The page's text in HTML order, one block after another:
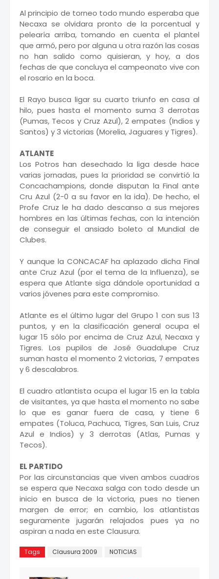
Al principio de torneo todo mundo esperaba que
Necaxa se olvidara pronto de la porcentual y
pelearía arriba, tomando en cuenta el plantel
que armó, pero por alguna u otra razón las cosas
no han salido como quisieran, y hoy, a dos
fechas de que concluya el campeonato vive con
el rosario en la boca.
El Rayo busca ligar su cuarto triunfo en casa al
hilo, pues hasta el momento suma 3 derrotas
(Pumas, Tecos y Cruz Azul), 2 empates (Indios y
Santos) y 3 victorias (Morelia, Jaguares y Tigres).
ATLANTE
Los Potros han desechado la liga desde hace
varias jornadas, pues la prioridad se convirtió la
Concachampions, donde disputan la Final ante
Cru Azul (2-0 a su favor en la ida). De hecho, el
Profe Cruz le ha dado descanso a sus mejores
hombres en las últimas fechas, con la intención
de conseguir el ansiado boleto al Mundial de
Clubes.
Y aunque la CONCACAF ha aplazado dicha Final
ante Cruz Azul (por el tema de la Influenza), se
espera que Atlante siga dándole oportunidad a
varios jóvenes para este compromiso.
Atlante es el último lugar del Grupo 1 con sus 13
puntos, y en la clasificación general ocupa el
lugar 15 sólo por encima de Cruz Azul, Necaxa y
Tigres. Los pupilos de José Guadalupe Cruz
suman hasta el momento 2 victorias, 7 empates
y 6 descalabros.
El cuadro atlantista ocupa el lugar 15 en la tabla
de visitantes, ya que hasta el momento no sabe
lo que es ganar fuera de casa, y tiene 6
empates (Toluca, Pachuca, Tigres, San Luis, Cruz
Azul e Indios) y 3 derrotas (Atlas, Pumas y
Tecos).
EL PARTIDO
Por las circunstancias que viven ambos cuadros
se espera que Necaxa salga con todo desde un
inicio en busca de la victoria, pues no tienen
margen de error; en cambio, los atlantistas
seguramente jugarán relajados pues ya no
aspiran a nada en este Clausura.
Tags Clausura 2009 NOTICIAS